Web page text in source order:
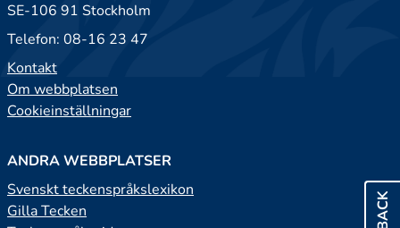
SE-106 91 Stockholm
Telefon: 08-16 23 47
Kontakt
Om webbplatsen
Cookieinställningar
ANDRA WEBBPLATSER
Svenskt teckenspråkslexikon
Gilla Tecken